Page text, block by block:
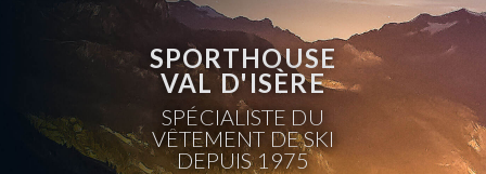
SPORTHOUSE
VAL D'ISÈRE
SPÉCIALISTE DU
VÊTEMENT DE SKI
DEPUIS 1975